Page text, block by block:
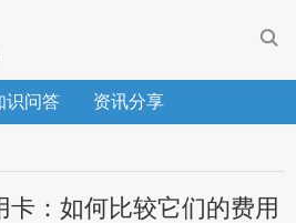

识问答 资讯分享
：如何比较它们的费用